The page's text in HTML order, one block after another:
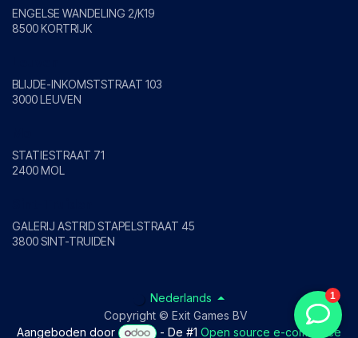
ENGELSE WANDELING 2/K19
8500 KORTRIJK
BLIJDE-INKOMSTSTRAAT 103
3000 LEUVEN
STATIESTRAAT 71
2400 MOL
GALERIJ ASTRID STAPELSTRAAT 45
3800 SINT-TRUIDEN
Copyright © Exit Games BV
Nederlands
Aangeboden door - De #1Open source e-commerce